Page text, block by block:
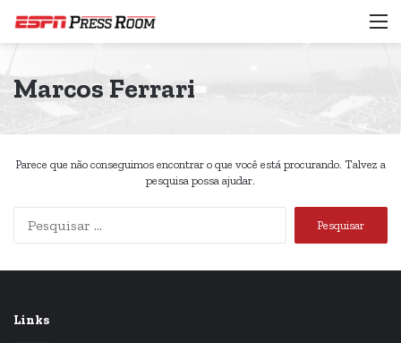
Marcos Ferrari
Parece que não conseguimos encontrar o que você está procurando. Talvez a
pesquisa possa ajudar.
Pesquisar
Links